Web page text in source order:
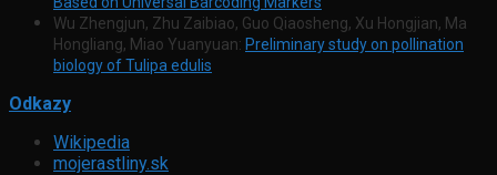
Wu Zhengjun, Zhu Zaibiao, Guo Qiaosheng, Xu Hongjian, Ma
Hongliang, Miao Yuanyuan: Preliminary study on pollination
biology of Tulipa edulis
Odkazy
Wikipedia
mojerastliny.sk